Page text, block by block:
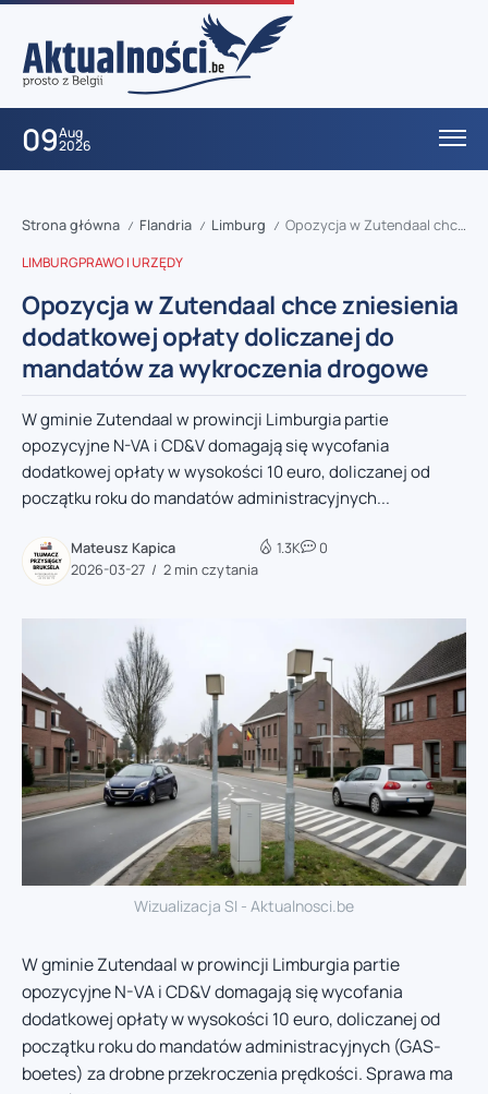
09Aug
2026
Strona główna / Flandria / Limburg / Opozycja w Zutendaal chce zniesienia dodatkowej opłaty doliczanej do mandatów za wykroczenia drogowe
LIMBURGPRAWO I URZĘDY
Opozycja w Zutendaal chce zniesienia
dodatkowej opłaty doliczanej do
mandatów za wykroczenia drogowe
W gminie Zutendaal w prowincji Limburgia partie
opozycyjne N-VA i CD&V domagają się wycofania
dodatkowej opłaty w wysokości 10 euro, doliczanej od
początku roku do mandatów administracyjnych...
Mateusz Kapica
2026-03-27
2 min czytania
1.3K 0
Wizualizacja SI - Aktualnosci.be
W gminie Zutendaal w prowincji Limburgia partie
opozycyjne N-VA i CD&V domagają się wycofania
dodatkowej opłaty w wysokości 10 euro, doliczanej od
początku roku do mandatów administracyjnych (GAS-
boetes) za drobne przekroczenia prędkości. Sprawa ma